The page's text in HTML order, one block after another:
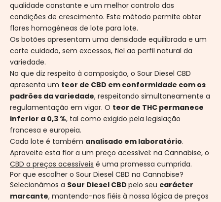
qualidade constante e um melhor controlo das
condições de crescimento. Este método permite obter
flores homogéneas de lote para lote.
Os botões apresentam uma densidade equilibrada e um
corte cuidado, sem excessos, fiel ao perfil natural da
variedade.
No que diz respeito à composição, o Sour Diesel CBD
apresenta um teor de CBD em conformidade com os
padrões da variedade, respeitando simultaneamente a
regulamentação em vigor. O teor de THC permanece
inferior a 0,3 %, tal como exigido pela legislação
francesa e europeia.
Cada lote é também analisado em laboratório.
Aproveite esta flor a um preço acessível: na Cannabise, o
CBD a preços acessíveis é uma promessa cumprida.
Por que escolher o Sour Diesel CBD na Cannabise?
Selecionámos a Sour Diesel CBD pelo seu carácter
marcante, mantendo-nos fiéis à nossa lógica de preços